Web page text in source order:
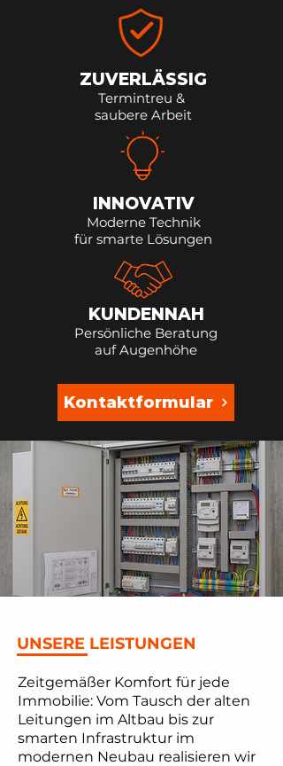
ZUVERLÄSSIG
Termintreu &
saubere Arbeit
INNOVATIV
Moderne Technik
für smarte Lösungen
KUNDENNAH
Persönliche Beratung
auf Augenhöhe
Kontaktformular
UNSERE LEISTUNGEN
Zeitgemäßer Komfort für jede
Immobilie: Vom Tausch der alten
Leitungen im Altbau bis zur
smarten Infrastruktur im
modernen Neubau realisieren wir